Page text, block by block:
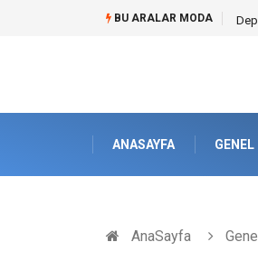
BU ARALAR MODA
ANASAYFA GENEL
AnaSayfa